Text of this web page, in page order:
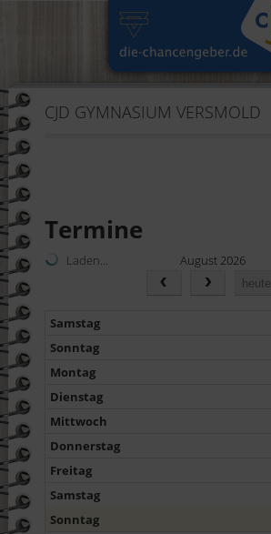
CJD GYMNASIUM VERSMOLD
Termine
Laden… August 2026
heute
Samstag
Sonntag
Montag
Dienstag
Mittwoch
Donnerstag
Freitag
Samstag
Sonntag